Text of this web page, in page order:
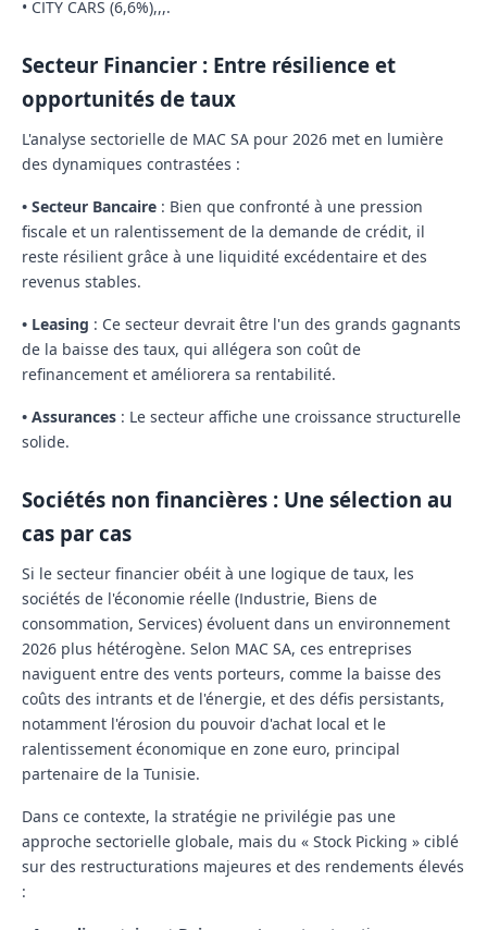
• CITY CARS (6,6%),,,.
Secteur Financier : Entre résilience et
opportunités de taux
L'analyse sectorielle de MAC SA pour 2026 met en lumière
des dynamiques contrastées :
• Secteur Bancaire : Bien que confronté à une pression
fiscale et un ralentissement de la demande de crédit, il
reste résilient grâce à une liquidité excédentaire et des
revenus stables.
• Leasing : Ce secteur devrait être l'un des grands gagnants
de la baisse des taux, qui allégera son coût de
refinancement et améliorera sa rentabilité.
• Assurances : Le secteur affiche une croissance structurelle
solide.
Sociétés non financières : Une sélection au
cas par cas
Si le secteur financier obéit à une logique de taux, les
sociétés de l'économie réelle (Industrie, Biens de
consommation, Services) évoluent dans un environnement
2026 plus hétérogène. Selon MAC SA, ces entreprises
naviguent entre des vents porteurs, comme la baisse des
coûts des intrants et de l'énergie, et des défis persistants,
notamment l'érosion du pouvoir d'achat local et le
ralentissement économique en zone euro, principal
partenaire de la Tunisie.
Dans ce contexte, la stratégie ne privilégie pas une
approche sectorielle globale, mais du « Stock Picking » ciblé
sur des restructurations majeures et des rendements élevés
: